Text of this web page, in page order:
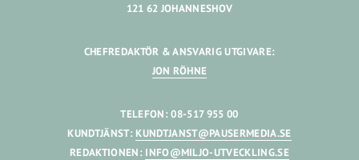
121 62 JOHANNESHOV
CHEFREDAKTÖR & ANSVARIG UTGIVARE:
JON RÖHNE
TELEFON: 08-517 955 00
KUNDTJÄNST: KUNDTJANST@PAUSERMEDIA.SE
REDAKTIONEN: INFO@MILJO-UTVECKLING.SE